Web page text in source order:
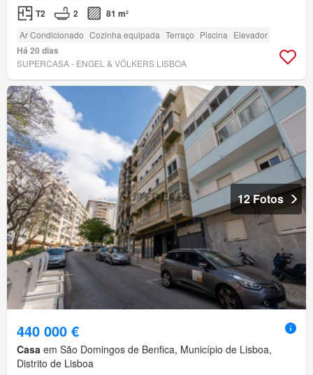
T2 2 81 m²
Ar Condicionado Cozinha equipada Terraço Piscina Elevador
Há 20 dias
SUPERCASA - ENGEL & VÖLKERS LISBOA
12 Fotos
440 000 €
Casa em São Domingos de Benfica, Município de Lisboa,
Distrito de Lisboa